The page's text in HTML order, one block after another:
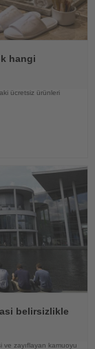
hangi
ücretsiz ürünleri
belirsizlikle
ve zayıflayan kamuoyu